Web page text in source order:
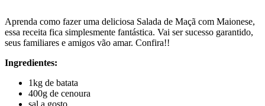
Aprenda como fazer uma deliciosa Salada de Maçã com Maionese,
essa receita fica simplesmente fantástica. Vai ser sucesso garantido,
seus familiares e amigos vão amar. Confira!!
Ingredientes:
1kg de batata
400g de cenoura
sal a gosto